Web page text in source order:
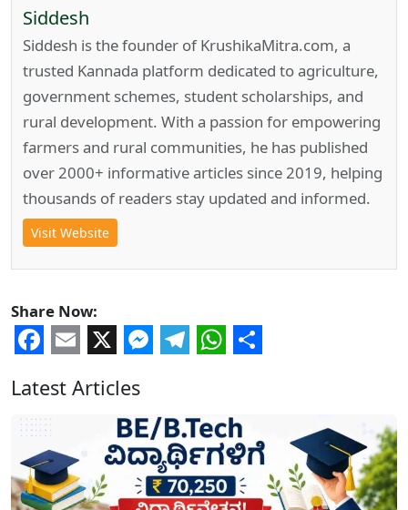
Siddesh
Siddesh is the founder of KrushikaMitra.com, a
trusted Kannada platform dedicated to agriculture,
government schemes, student scholarships, and
rural development. With a passion for empowering
farmers and rural communities, he has published
over 2000+ informative articles since 2019, helping
thousands of readers stay updated and informed.
Visit Website
Share Now:
Latest Articles